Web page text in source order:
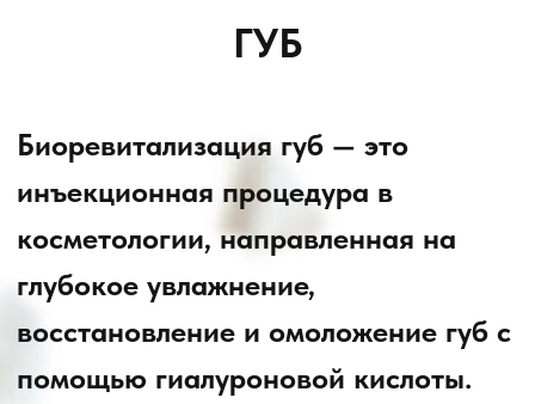
В отличие от контурной пластики, данная
процедура не просто добавляет объём, а
запускает естественную регенерацию ткани,
улучшая её плотность, цвет и эластичность.
разглаживает мелкие морщины вокруг рта и
Биоревитализация губ — это
инъекционная процедура в
глубокое увлажнение,
восстановление и омоложение губ с
помощью гиалуроновой кислоты.